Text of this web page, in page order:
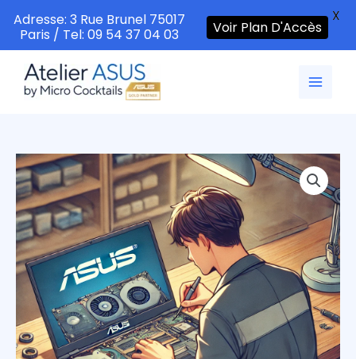
contenu
Adresse: 3 Rue Brunel 75017
Paris / Tel: 09 54 37 04 03
Voir Plan D'Accès
X